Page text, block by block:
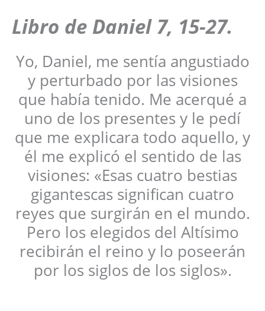
Libro de Daniel 7, 15-27.
Yo, Daniel, me sentía angustiado
y perturbado por las visiones
que había tenido. Me acerqué a
uno de los presentes y le pedí
que me explicara todo aquello, y
él me explicó el sentido de las
visiones: «Esas cuatro bestias
gigantescas significan cuatro
reyes que surgirán en el mundo.
Pero los elegidos del Altísimo
recibirán el reino y lo poseerán
por los siglos de los siglos».